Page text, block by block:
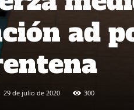
ad
29 de julio de 2020 300